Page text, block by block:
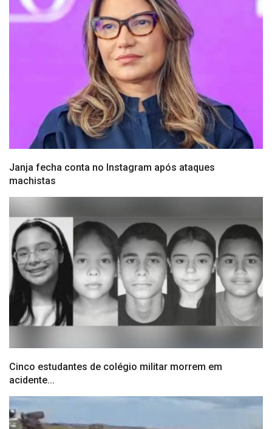
Janja fecha conta no Instagram após ataques
machistas
Cinco estudantes de colégio militar morrem em
acidente...